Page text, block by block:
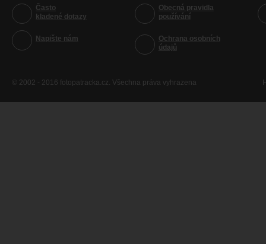
Často
kladené dotazy
Napište nám
Obecná pravidla
používání
Ochrana osobních
údajů
© 2002 - 2016 fotopatracka.cz. Všechna práva vyhrazena